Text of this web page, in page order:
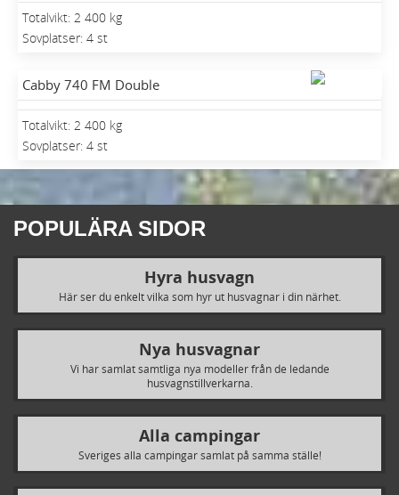
Totalvikt: 2 400 kg
Sovplatser: 4 st
Cabby 740 FM Double
Totalvikt: 2 400 kg
Sovplatser: 4 st
POPULÄRA SIDOR
Hyra husvagn
Här ser du enkelt vilka som hyr ut husvagnar i din närhet.
Nya husvagnar
Vi har samlat samtliga nya modeller från de ledande
husvagnstillverkarna.
Alla campingar
Sveriges alla campingar samlat på samma ställe!